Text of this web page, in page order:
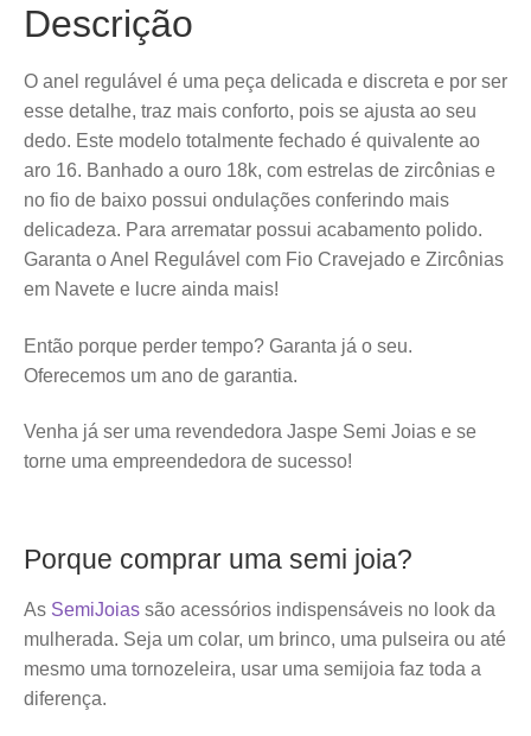
Descrição
O anel regulável é uma peça delicada e discreta e por ser
esse detalhe, traz mais conforto, pois se ajusta ao seu
dedo. Este modelo totalmente fechado é quivalente ao
aro 16. Banhado a ouro 18k, com estrelas de zircônias e
no fio de baixo possui ondulações conferindo mais
delicadeza. Para arrematar possui acabamento polido.
Garanta o Anel Regulável com Fio Cravejado e Zircônias
em Navete e lucre ainda mais!
Então porque perder tempo? Garanta já o seu.
Oferecemos um ano de garantia.
Venha já ser uma revendedora Jaspe Semi Joias e se
torne uma empreendedora de sucesso!
Porque comprar uma semi joia?
As SemiJoias são acessórios indispensáveis no look da
mulherada. Seja um colar, um brinco, uma pulseira ou até
mesmo uma tornozeleira, usar uma semijoia faz toda a
diferença.